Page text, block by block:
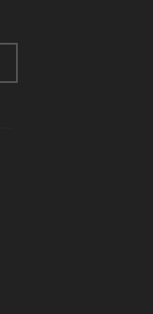
OF DECAY“